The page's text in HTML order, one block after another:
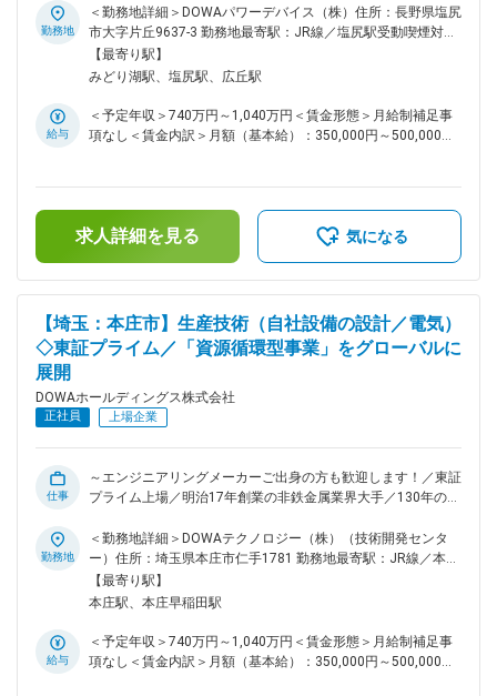
どを検討、立案、実行しています。製造設備の開発・改善を担
う「生産技術部」、分析・品質改善を通じてCS(顧客満足)の向
上を図る「品質保証部」、そして事業会社と のスムーズな連
携を担う「企画部」、これら3部門が一丸となって、“技術立
術を根底から支えています。 変更の範囲：会社の定める業務
源循環型事業」をグローバルに展開しています～ ■業務内容：
同社の生産技術部において生産設備の設計（機械）をご担当頂
きます。ご経験やスキルに応じて下記の業務を徐々にお任せ致
します。 【具体的な業務内容】 ◇製造設備に関わる新規建設
討・設計、コスト試算、発注、工事管理、立上げ、操業移管ま
で） ◇改善業務（生産性向上、省エネ、省力化等） プラント
きる方を募集しております。 ■ポジションの特徴：一般的な生
産技術となる、企画、設計、工事、試運転に留まらず、研究・
開発～操業管理といった幅広い業務に挑戦できる点は当社なら
や夜間対応は当番制で担当することとなっており、緊急対応し
た場合は、振替休日を取って頂いております。 ■配属先につい
て：DOWAホールディングス株式会社での採用にてDOWAパワ
ーデバイス株式会社への在籍出向となります。 【DOWAパワ
DOWAホールディングス株式会社を親会社とするDOWAグルー
プの一員です。親会社の前身である同和鉱業株式会社が1985
年に金属-セラミックス基板の研究をスタートし、その製造工
場として1992年に長野県塩尻市で創業しました。高電圧大電
流の電力変換や制御を行うパワーデバイスに不可欠な「金属-
セラミックス基板」の開発・製造に力を注いでおり、特に近年
ています。これら事業を通じ、DOWAグループが掲げる企業理
念である、地球を舞台とした事業活動を通じて、豊かな社会の
創造と資源循環型社会の構築に貢献していきます。 変更の範
囲：会社の定める業務
勤務地
＜勤務地詳細＞DOWAパワーデバイス（株）住所：長野県塩尻
市大字片丘9637-3 勤務地最寄駅：JR線／塩尻駅受動喫煙対
策：屋内全面禁煙変更の範囲：会社の定める事業所
【最寄り駅】
みどり湖駅、塩尻駅、広丘駅
給与
＜予定年収＞740万円～1,040万円＜賃金形態＞月給制補足事
項なし＜賃金内訳＞月額（基本給）：350,000円～500,000円
る可能性があります。月給(月額)は固定手当を含めた表記で
す。
求人詳細を見る 気になる
【埼玉：本庄市】生産技術（自社設備の設計／電気）
◇東証プライム／「資源循環型事業」をグローバルに
展開
DOWAホールディングス株式会社
正社員 上場企業
仕事
～エンジニアリングメーカーご出身の方も歓迎します！／東証
プライム上場／明治17年創業の非鉄金属業界大手／130年の変
源循環型事業」をグローバルに展開しています～ ■業務内容：
同社の生産技術部において生産設備の設計（電気）をご担当頂
きます。ご経験やスキルに応じて下記の業務を徐々にお任せ致
します。 【具体的な業務内容】 主としてプラント設備の建
当頂きます。 ◇建設業務（設備検討・設計、発注、工事管理、
立上げ、操業移管まで） ◇改善業務（生産性向上、省エネ、省
勤務地
＜勤務地詳細＞DOWAテクノロジー（株）（技術開発センタ
ー）住所：埼玉県本庄市仁手1781 勤務地最寄駅：JR線／本庄
駅受動喫煙対策：屋内全面禁煙変更の範囲：会社の定める事業
所（リモートワーク含む）
【最寄り駅】
本庄駅、本庄早稲田駅
給与
＜予定年収＞740万円～1,040万円＜賃金形態＞月給制補足事
項なし＜賃金内訳＞月額（基本給）：350,000円～500,000円